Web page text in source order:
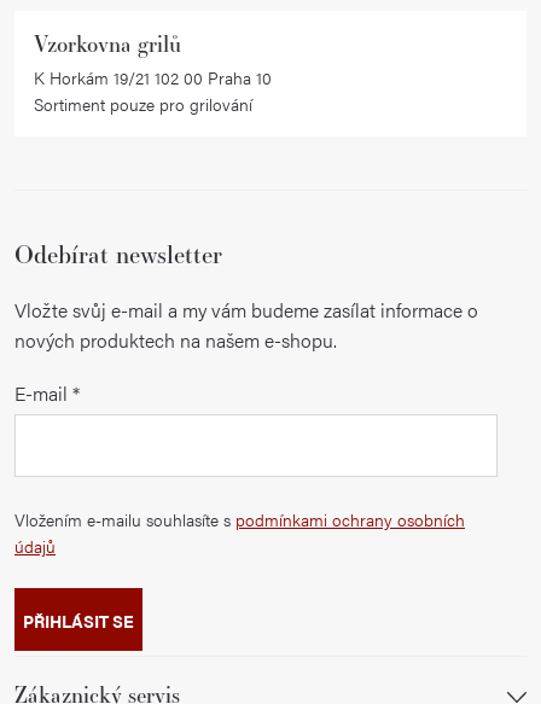
u
Vzorkovna grilů
K Horkám 19/21 102 00 Praha 10
Sortiment pouze pro grilování
Odebírat newsletter
Vložte svůj e-mail a my vám budeme zasílat informace o
nových produktech na našem e-shopu.
E-mail
Vložením e-mailu souhlasíte s podmínkami ochrany osobních
údajů
PŘIHLÁSIT SE
Zákaznický servis